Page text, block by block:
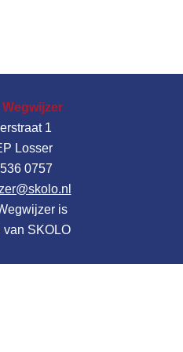
Wegwijzer
1
Losser
0757
is
van SKOLO